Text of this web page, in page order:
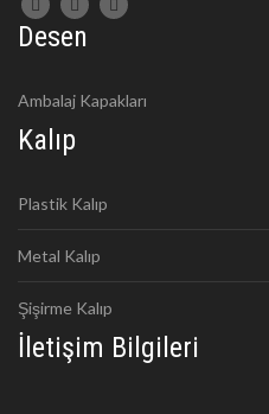
Desen
Ambalaj Kapakları
Kalıp
Plastik Kalıp
Metal Kalıp
Şişirme Kalıp
İletişim Bilgileri